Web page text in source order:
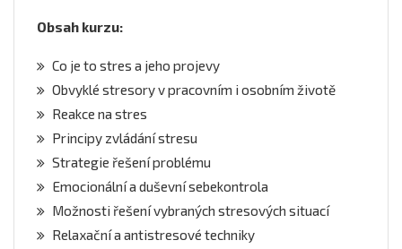
Obsah kurzu:
Co je to stres a jeho projevy
Obvyklé stresory v pracovním i osobním životě
Reakce na stres
Principy zvládání stresu
Strategie řešení problému
Emocionální a duševní sebekontrola
Možnosti řešení vybraných stresových situací
Relaxační a antistresové techniky